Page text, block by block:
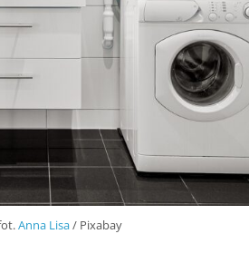
Anna Lisa/ Pixabay